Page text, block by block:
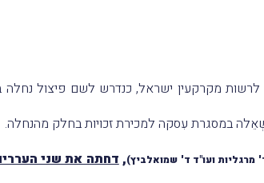
מקרקעין ישראל, כנדרש לשם פיצול
במסגרת עִסקה למכירת זכויות בחלק מהנחלה.
מרגליות ועו"ד ד' שמואלביץ), דחתה את שני